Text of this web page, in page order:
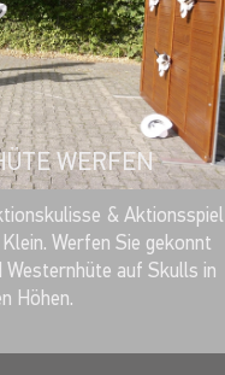
WERFEN
MERKEN& Aktionsspiel
Werfen Sie gekonnt
Westernhüte auf Skulls in
Höhen.